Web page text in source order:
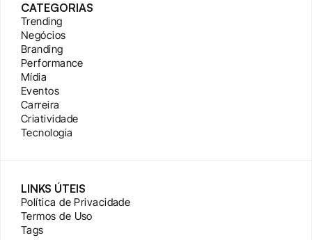
CATEGORIAS
Trending
Negócios
Branding
Performance
Mídia
Eventos
Carreira
Criatividade
Tecnologia
LINKS ÚTEIS
Política de Privacidade
Termos de Uso
Tags